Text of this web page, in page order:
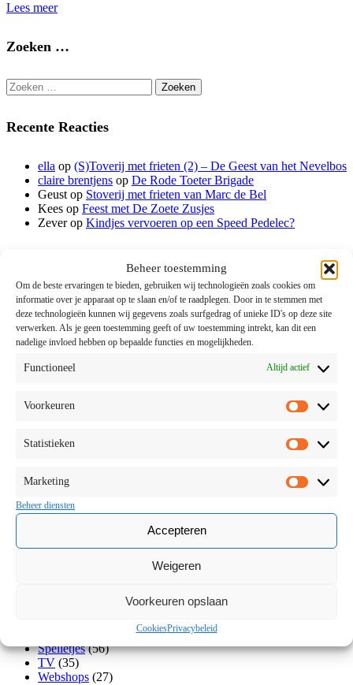
Beheer toestemming
Om de beste ervaringen te bieden, gebruiken wij technologieën zoals cookies om
informatie over je apparaat op te slaan en/of te raadplegen. Door in te stemmen met
deze technologieën kunnen wij gegevens zoals surfgedrag of unieke ID's op deze site
verwerken. Als je geen toestemming geeft of uw toestemming intrekt, kan dit een
nadelige invloed hebben op bepaalde functies en mogelijkheden.
Functioneel Altijd actief
Voorkeuren
Statistieken
Marketing
Beheer diensten
Accepteren
Weigeren
Voorkeuren opslaan
CookiesPrivacybeleid
Lees meer
Zoeken …
Zoeken
naar:
Recente Reacties
ella op (S)Toverij met frieten (2) – De Geest van het Nevelbos
claire brentjens op De Rode Toeter Brigade
Geust op Stoverij met frieten van Marc de Bel
Kees op Feest met De Zoete Zusjes
Zeverop Kindjes vervoeren op een Speed Pedelec?
Categorieën
Bioscoop
Er op uit
Games(27)
Gesponsord
Knutselen
Meubels(18)
Spelletjes(56)
TV (35)
Webshops (27)